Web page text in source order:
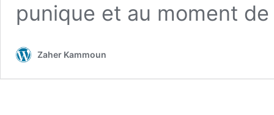
punique et au moment
Zaher Kammoun